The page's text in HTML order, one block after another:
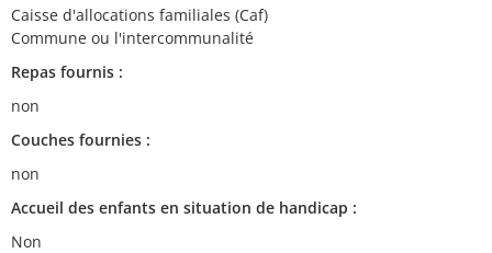
Caisse d'allocations familiales (Caf)
Commune ou l'intercommunalité
Repas fournis :
non
Couches fournies :
non
Accueil des enfants en situation de handicap :
Non